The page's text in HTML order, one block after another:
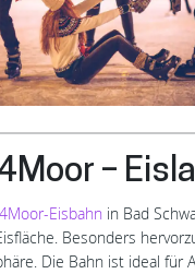
–
Eisbahn in Bad
Besonders
Die Bahn ist ideal für